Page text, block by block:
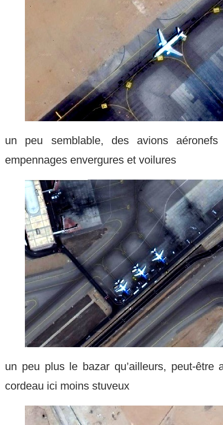
un peu semblable, des avions
empennages envergures et voilures
un peu plus le bazar qu’ailleurs, peut-
cordeau ici moins stuveux